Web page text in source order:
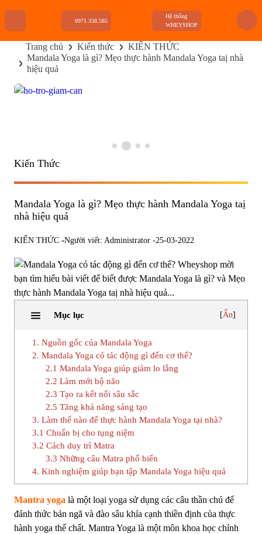
TRANG CHỦ
FLASH SALE
THANH LÝ
0971.338.585
Hệ thống
WHEYSHOP
Trang chủ Kiến thức
KIẾN THỨC
Mandala Yoga là gì? Mẹo thực hành Mandala Yoga taị nhà
hiệu quả
Kiến Thức
Mandala Yoga là gì? Mẹo thực hành Mandala Yoga taị
nhà hiệu quả
KIẾN THỨC -Người viết: Administrator -25-03-2022
Mục lục [Ẩn]
1. Nguồn gốc của Mandala Yoga
2. Mandala Yoga có tác động gì đến cơ thể?
2.1 Mandala Yoga giúp giảm lo lắng
2.2 Làm mới bộ não
2.3 Tạo ra kết nối sâu sắc
2.5 Tăng khả năng sáng tạo
3. Làm thế nào để thực hành Mandala Yoga tại nhà?
3.1 Chuẩn bị cho tụng niệm
3.2 Cách duy trì Matra
3.3 Những câu Matra phổ biến
4. Kinh nghiệm giúp bạn tập Mandala Yoga hiệu quả
Mantra yoga là một loại yoga sử dụng các câu thần chú để
đánh thức bản ngã và đào sâu khía cạnh thiền định của thực
hành yoga thể chất. Mantra Yoga là một môn khoa học chính